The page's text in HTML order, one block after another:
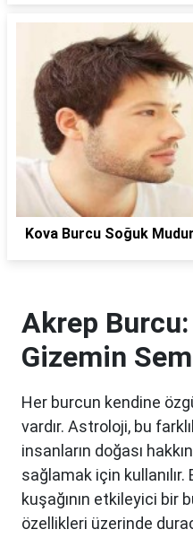
Kova Burcu Soğuk
Akrep
Gizemin
Her burcun kendine
vardır. Astroloji, bu
insanların doğası
sağlamak için
kuşağının etkileyici bir
özellikleri üzerinde